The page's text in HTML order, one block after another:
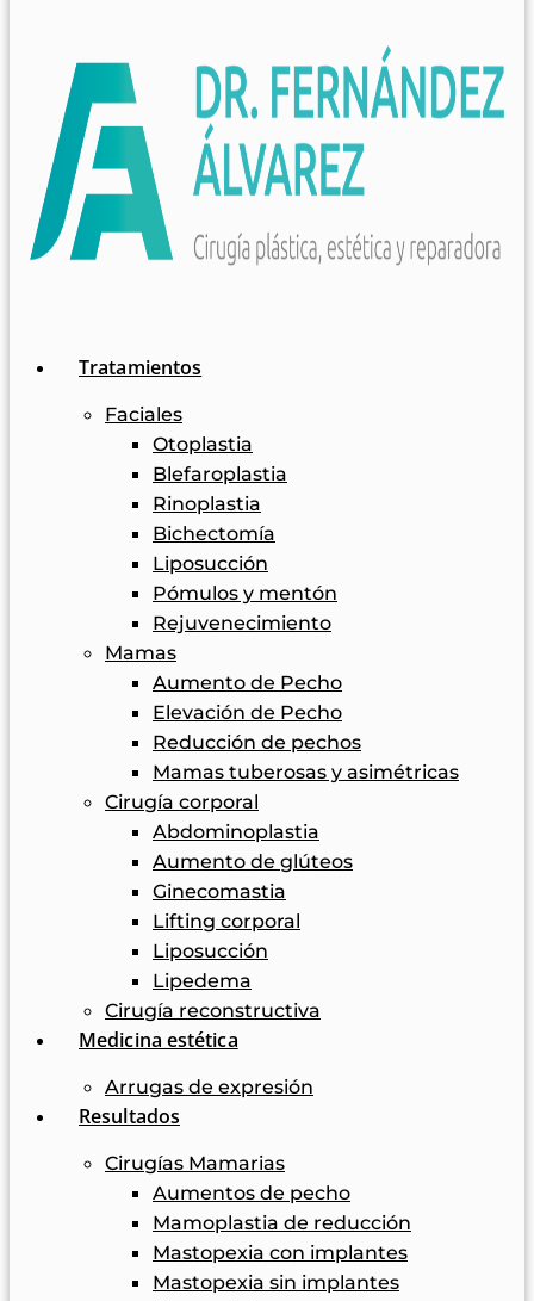
Tratamientos
Faciales
Otoplastia
Blefaroplastia
Rinoplastia
Bichectomía
Liposucción
Pómulos y mentón
Rejuvenecimiento
Mamas
Aumento de Pecho
Elevación de Pecho
Reducción de pechos
Mamas tuberosas y asimétricas
Cirugía corporal
Abdominoplastia
Aumento de glúteos
Ginecomastia
Lifting corporal
Liposucción
Lipedema
Cirugía reconstructiva
Medicina estética
Arrugas de expresión
Resultados
Cirugías Mamarias
Aumentos de pecho
Mamoplastia de reducción
Mastopexia con implantes
Mastopexia sin implantes